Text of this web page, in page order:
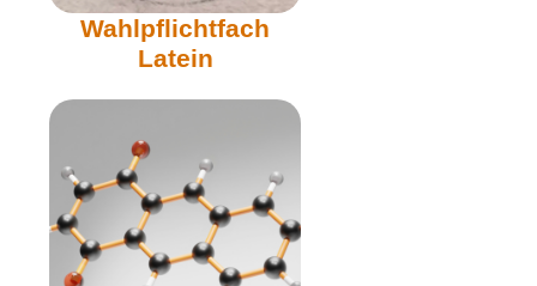
Wahlpflichtfach
Latein